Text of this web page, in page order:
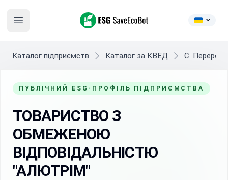
Open main menu
ESG SaveEcoBot
Каталог підприємств Каталог за КВЕД C.
ПУБЛІЧНИЙ ESG-ПРОФІЛЬ ПІДПРИЄМСТВА
ТОВАРИСТВО З
ОБМЕЖЕНОЮ
ВІДПОВІДАЛЬНІСТЮ
"АЛЮТРІМ"